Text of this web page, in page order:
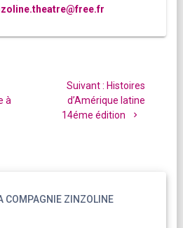
à
Suivant : Article
suivant
:
Histoires
d’Amérique latine
14éme édition
COMPAGNIE ZINZOLINE